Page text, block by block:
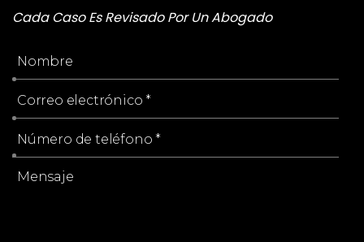
Cada Caso Es Revisado Por Un Abogado